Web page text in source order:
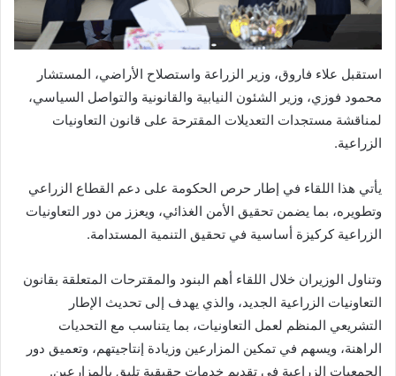
استقبل علاء فاروق، وزير الزراعة واستصلاح الأراضي، المستشار
محمود فوزي، وزير الشئون النيابية والقانونية والتواصل السياسي،
لمناقشة مستجدات التعديلات المقترحة على قانون التعاونيات
الزراعية.
يأتي هذا اللقاء في إطار حرص الحكومة على دعم القطاع الزراعي
وتطويره، بما يضمن تحقيق الأمن الغذائي، ويعزز من دور التعاونيات
الزراعية كركيزة أساسية في تحقيق التنمية المستدامة.
وتناول الوزيران خلال اللقاء أهم البنود والمقترحات المتعلقة بقانون
التعاونيات الزراعية الجديد، والذي يهدف إلى تحديث الإطار
التشريعي المنظم لعمل التعاونيات، بما يتناسب مع التحديات
الراهنة، ويسهم في تمكين المزارعين وزيادة إنتاجيتهم، وتعميق دور
الجمعيات الزراعية في تقديم خدمات حقيقية تليق بالمزارعين.